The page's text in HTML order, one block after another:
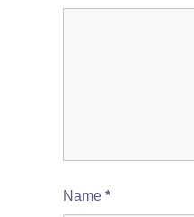
Name *